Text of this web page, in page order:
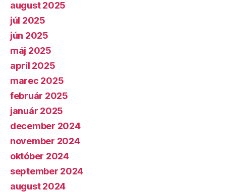
august 2025
júl 2025
jún 2025
máj 2025
apríl 2025
marec 2025
február 2025
január 2025
december 2024
november 2024
október 2024
september 2024
august 2024